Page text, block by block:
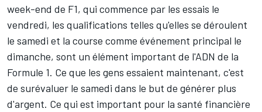
week-end de F1, qui commence par les essais le
vendredi, les qualifications telles qu'elles se déroulent
le samedi et la course comme événement principal le
dimanche, sont un élément important de l'ADN de la
Formule 1. Ce que les gens essaient maintenant, c'est
de surévaluer le samedi dans le but de générer plus
d'argent. Ce qui est important pour la santé financière